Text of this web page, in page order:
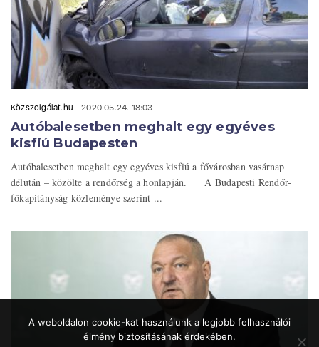
Közszolgálat.hu 2020.05.24. 18:03
Autóbalesetben meghalt egy egyéves
kisfiú Budapesten
Autóbalesetben meghalt egy egyéves kisfiú a fővárosban vasárnap
délután – közölte a rendőrség a honlapján. A Budapesti Rendőr-
főkapitányság közleménye szerint ...
A weboldalon cookie-kat használunk a legjobb felhasználói
élmény biztosításának érdekében.